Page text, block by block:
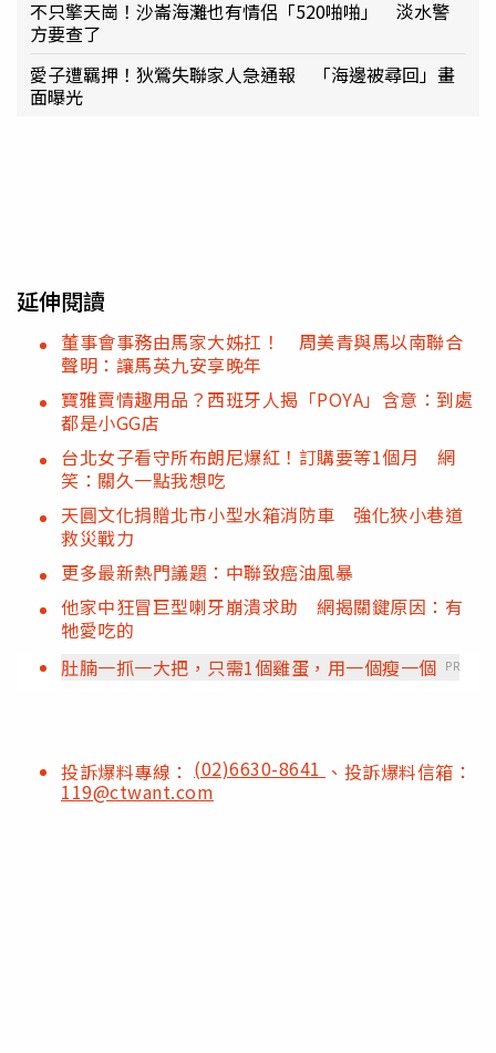
不只擎天崗！沙崙海灘也有情侶「520啪啪」 淡水警
方要查了
愛子遭羈押！狄鶯失聯家人急通報 「海邊被尋回」畫
面曝光
延伸閱讀
董事會事務由馬家大姊扛！ 周美青與馬以南聯合
聲明：讓馬英九安享晚年
寶雅賣情趣用品？西班牙人揭「POYA」含意：到處
都是小GG店
台北女子看守所布朗尼爆紅！訂購要等1個月 網
笑：關久一點我想吃
天圓文化捐贈北市小型水箱消防車 強化狹小巷道
救災戰力
更多最新熱門議題：中聯致癌油風暴
他家中狂冒巨型喇牙崩潰求助 網揭關鍵原因：有
牠愛吃的
肚腩一抓一大把，只需1個雞蛋，用一個瘦一個 PR
投訴爆料專線： (02)6630-8641 、投訴爆料信箱：
119@ctwant.com